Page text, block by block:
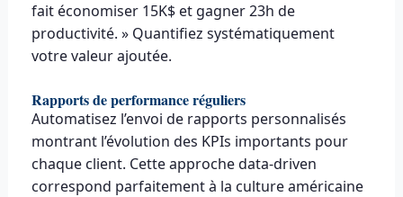
fait économiser 15K$ et gagner 23h de
productivité. » Quantifiez systématiquement
votre valeur ajoutée.
Rapports de performance réguliers
Automatisez l’envoi de rapports personnalisés
montrant l’évolution des KPIs importants pour
chaque client. Cette approche data-driven
correspond parfaitement à la culture américaine